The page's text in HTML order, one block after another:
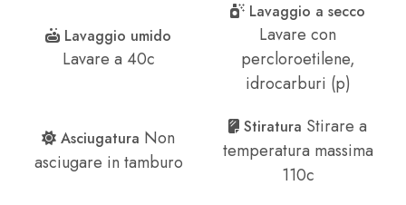
Lavaggio umido
Lavare a 40c
Lavaggio a secco
Lavare con
percloroetilene,
idrocarburi (p)
Asciugatura Non
asciugare in tamburo
Stiratura Stirare a
temperatura massima
110c